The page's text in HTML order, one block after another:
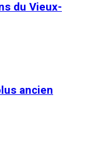
du Vieux-
ancien